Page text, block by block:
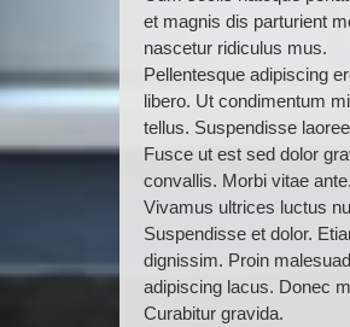
et magnis dis parturient
nascetur ridiculus mus.
Pellentesque adipiscing
libero. Ut condimentum
tellus. Suspendisse
Fusce ut est sed dolor
convallis. Morbi vitae ante.
Vivamus ultrices luctus
Suspendisse et dolor.
dignissim. Proin
adipiscing lacus. Donec
Curabitur gravida.